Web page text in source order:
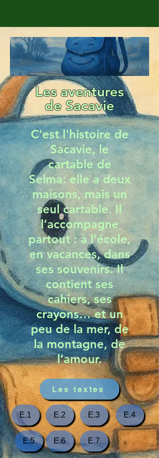
Les aventures
de Sacavie
C'est l'histoire de
Sacavie, le
cartable de
Selma: elle a deux
maisons, mais un
seul cartable. Il
l’accompagne
partout : à l’école,
en vacances, dans
ses souvenirs. Il
contient ses
cahiers, ses
crayons… et un
peu de la mer, de
la montagne, de
l’amour.
Les textes
E.1 E.2 E.3
E.5 E.6 E.7
E.4